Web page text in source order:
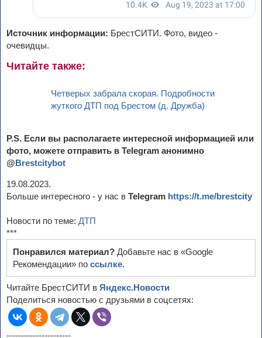
Источник информации: БрестСИТИ. Фото, видео -
очевидцы.
Читайте также:
Четверых забрала скорая. Подробности
жуткого ДТП под Брестом (д. Дружба)
P.S. Если вы располагаете интересной информацией или
фото, можете отправить в Telegram анонимно
@Brestcitybot
19.08.2023.
Больше интересного - у нас в Telegram https://t.me/brestcity
Новости по теме: ДТП
***
Понравился материал? Добавьте нас в «Google
Рекомендации» по ссылке.
Читайте БрестСИТИ в Яндекс.Новости
Поделиться новостью с друзьями в соцсетях:
----------------------